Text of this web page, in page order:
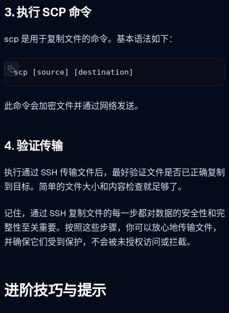
3. 执行 SCP 命令
scp 是用于复制文件的命令。基本语法如下：
scp [source] [destination]
此命令会加密文件并通过网络发送。
4. 验证传输
执行通过 SSH 传输文件后，最好验证文件是否已正确复制
到目标。简单的文件大小和内容检查就足够了。
记住，通过 SSH 复制文件的每一步都对数据的安全性和完
整性至关重要。按照这些步骤，你可以放心地传输文件，
并确保它们受到保护，不会被未授权访问或拦截。
进阶技巧与提示